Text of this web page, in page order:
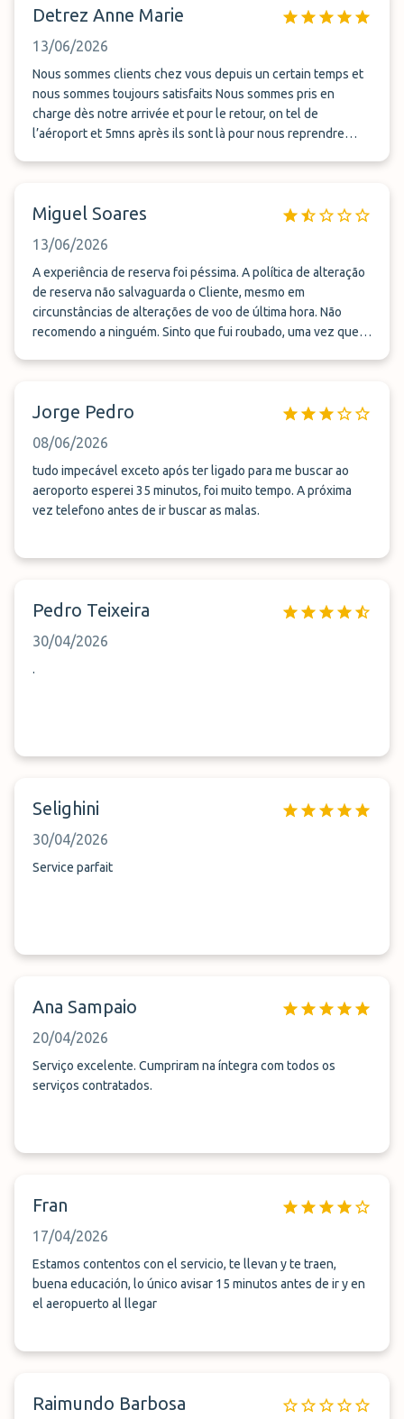
Detrez Anne Marie
13/06/2026
Nous sommes clients chez vous depuis un certain temps et
nous sommes toujours satisfaits Nous sommes pris en
charge dès notre arrivée et pour le retour, on tel de
l’aéroport et 5mns après ils sont là pour nous reprendre
Miguel Soares
13/06/2026
A experiência de reserva foi péssima. A política de alteração
de reserva não salvaguarda o Cliente, mesmo em
circunstâncias de alterações de voo de última hora. Não
recomendo a ninguém. Sinto que fui roubado, uma vez que
Jorge Pedro
08/06/2026
tudo impecável exceto após ter ligado para me buscar ao
aeroporto esperei 35 minutos, foi muito tempo. A próxima
vez telefono antes de ir buscar as malas.
Pedro Teixeira
30/04/2026
.
Selighini
30/04/2026
Service parfait
Ana Sampaio
20/04/2026
Serviço excelente. Cumpriram na íntegra com todos os
serviços contratados.
Fran
17/04/2026
Estamos contentos con el servicio, te llevan y te traen,
buena educación, lo único avisar 15 minutos antes de ir y en
el aeropuerto al llegar
Raimundo Barbosa